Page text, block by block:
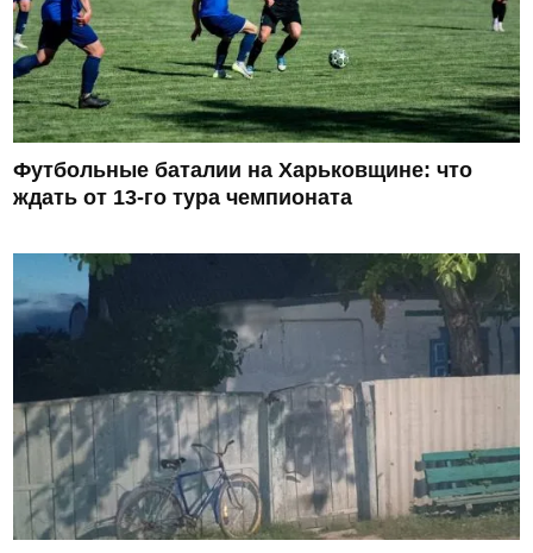
Футбольные баталии на Харьковщине: что
ждать от 13-го тура чемпионата